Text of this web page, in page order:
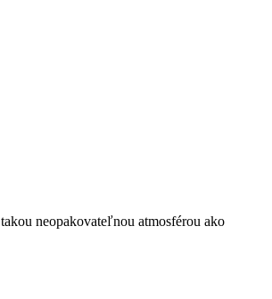
neopakovateľnou atmosférou ako